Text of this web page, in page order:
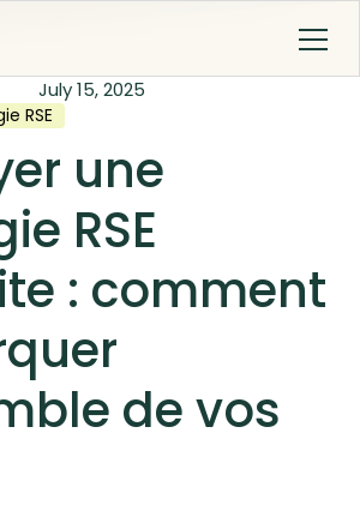
July 15, 2025
RSE
une
RSE
: comment
de vos